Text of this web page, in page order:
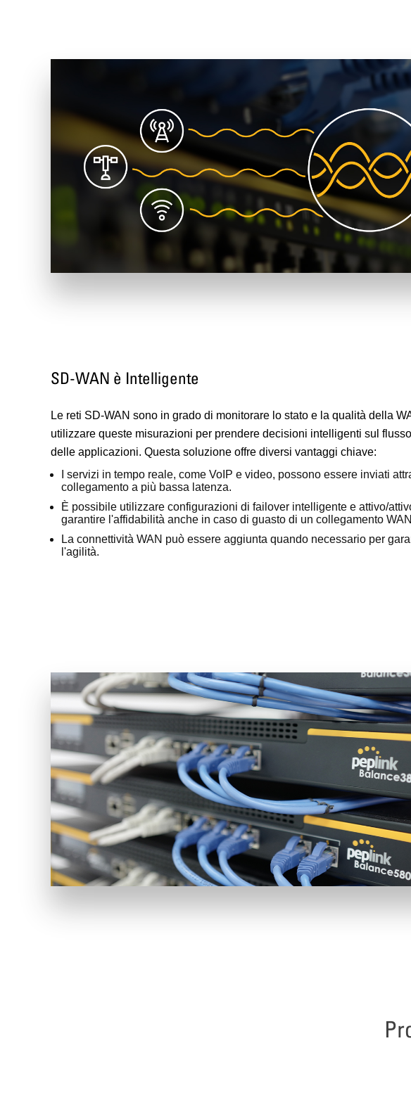
SD-WAN è Intelligente
Le reti SD-WAN sono in grado di monitorare lo stato e la qualità della
utilizzare queste misurazioni per prendere decisioni intelligenti sul
delle applicazioni. Questa soluzione offre diversi vantaggi chiave:
I servizi in tempo reale, come VoIP e video, possono essere inviati
collegamento a più bassa latenza.
È possibile utilizzare configurazioni di failover intelligente e attivo/
garantire l'affidabilità anche in caso di guasto di un collegamento
La connettività WAN può essere aggiunta quando necessario per
l'agilità.